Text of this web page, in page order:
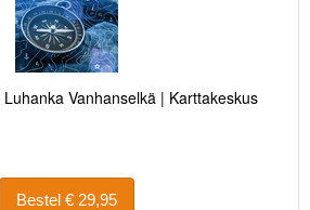
Vanhanselkä | Karttakeskus
Bestel € 29,95